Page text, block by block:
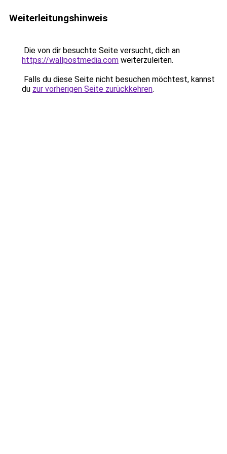
Weiterleitungshinweis
Die von dir besuchte Seite versucht, dich an
https://wallpostmedia.com weiterzuleiten.
Falls du diese Seite nicht besuchen möchtest, kannst
du zur vorherigen Seite zurückkehren.